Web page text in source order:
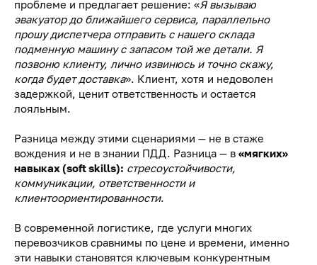
проблеме и предлагает решение: «Я вызываю
эвакуатор до ближайшего сервиса, параллельно
прошу диспетчера отправить с нашего склада
подменную машину с запасом той же детали. Я
позвоню клиенту, лично извинюсь и точно скажу,
когда будет доставка». Клиент, хотя и недоволен
задержкой, ценит ответственность и остается
лояльным.
Разница между этими сценариями — не в стаже
вождения и не в знании ПДД. Разница — в «мягких»
навыках (soft skills): стресоустойчивости,
коммуникации, ответственности и
клиентоориентированности.
В современной логистике, где услуги многих
перевозчиков сравнимы по цене и времени, именно
эти навыки становятся ключевым конкурентным